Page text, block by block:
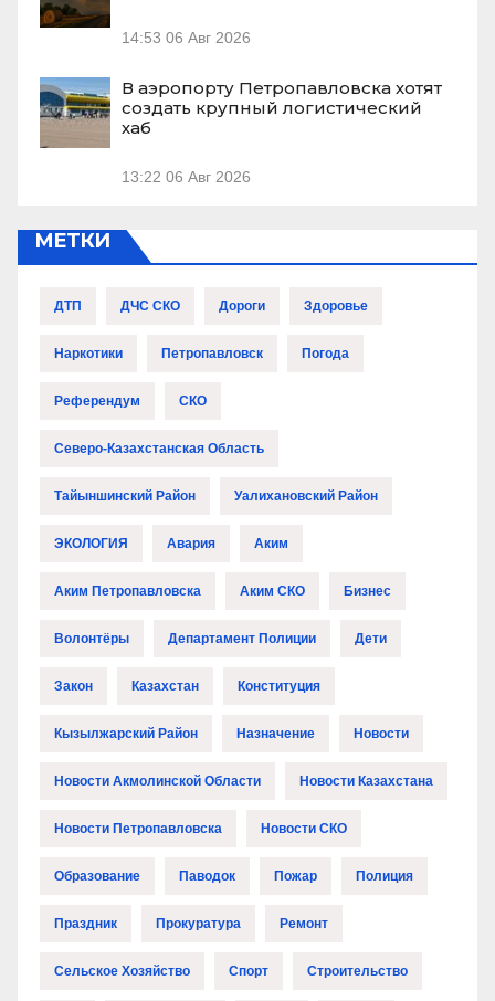
14:53 06 Авг 2026
В аэропорту Петропавловска хотят
создать крупный логистический
хаб
13:22 06 Авг 2026
МЕТКИ
ДТП ДЧС СКО Дороги Здоровье
Наркотики Петропавловск Погода
Референдум СКО
Северо-Казахстанская Область
Тайыншинский Район Уалихановский Район
ЭКОЛОГИЯ Авария Аким
Аким Петропавловска Аким СКО Бизнес
Волонтёры Департамент Полиции Дети
Закон Казахстан Конституция
Кызылжарский Район Назначение Новости
Новости Акмолинской Области Новости Казахстана
Новости Петропавловска Новости СКО
Образование Паводок Пожар Полиция
Праздник Прокуратура Ремонт
Сельское Хозяйство Спорт Строительство